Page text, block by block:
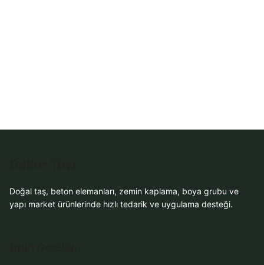
Doğal taş, beton elemanları, zemin kaplama, boya grubu ve
yapı market ürünlerinde hızlı tedarik ve uygulama desteği.